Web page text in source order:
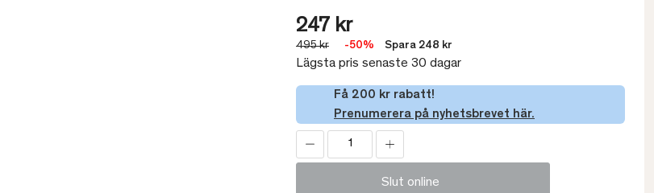
247 kr
495 kr -50% Spara 248 kr
Lägsta pris senaste 30 dagar
Få 200 kr rabatt!
Prenumerera på nyhetsbrevet här.
Slut online